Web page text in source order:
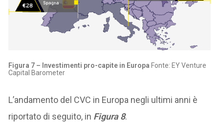
Figura 7 – Investimenti pro-capite in Europa Fonte: EY Venture
Capital Barometer
L’andamento del CVC in Europa negli ultimi anni è
riportato di seguito, in Figura 8.